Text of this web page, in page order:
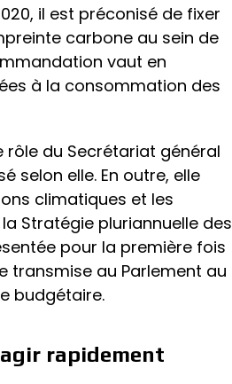
il est préconisé de fixer
carbone au sein de
vaut en
à la consommation des
du Secrétariat général
selon elle. En outre, elle
climatiques et les
Stratégie pluriannuelle des
pour la première fois
transmise au Parlement au
budgétaire.
rapidement